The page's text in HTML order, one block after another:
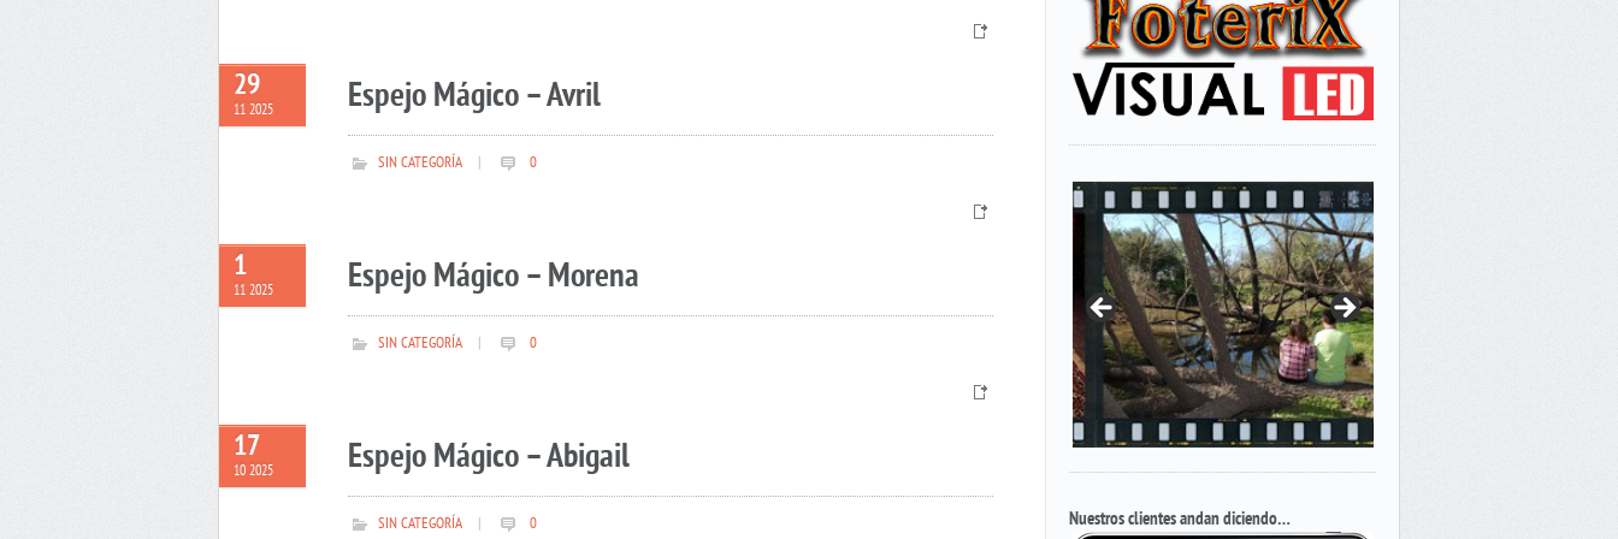
29
11 2025 Espejo Mágico – Avril
SIN CATEGORÍA 0
1
11 2025 Espejo Mágico – Morena
SIN CATEGORÍA 0
17
10 2025 Espejo Mágico – Abigail
SIN CATEGORÍA 0 Nuestros clientes andan diciendo…